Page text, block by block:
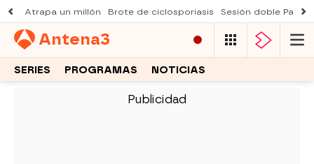
Atrapa un millón Brote de ciclosporiasis Sesión doble
Antena3
SERIES PROGRAMAS NOTICIAS